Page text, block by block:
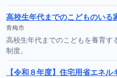
高校生年代までのこどものいる
青梅市
高校生年代までのこどもを養育す
制度。
【令和８年度】住宅用省エネ